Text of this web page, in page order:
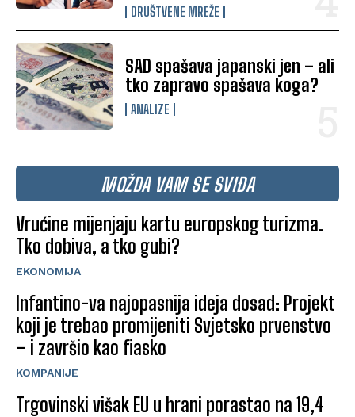
DRUŠTVENE MREŽE
SAD spašava japanski jen – ali
tko zapravo spašava koga?
ANALIZE
MOŽDA VAM SE SVIĐA
Vrućine mijenjaju kartu europskog turizma.
Tko dobiva, a tko gubi?
EKONOMIJA
Infantino-va najopasnija ideja dosad: Projekt
koji je trebao promijeniti Svjetsko prvenstvo
– i završio kao fiasko
KOMPANIJE
Trgovinski višak EU u hrani porastao na 19,4